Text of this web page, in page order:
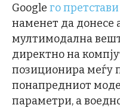
Google го претстави
наменет да донесе
мултимодална
директно на
позиционира меѓу
понапредниот
параметри, а